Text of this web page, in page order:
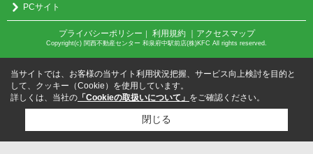
PCサイト
プライバシーポリシー ｜ 利用規約 ｜アクセスマップ
Copyright(c) 関西不動産センター 和泉府中駅前店(株)KFC All rights reserved.
当サイトでは、お客様の当サイト利用状況把握、サービス向上検討を目的と
して、クッキー（Cookie）を使用しています。
詳しくは、当社の 「Cookieの取扱いについて」 をご確認ください。
閉じる